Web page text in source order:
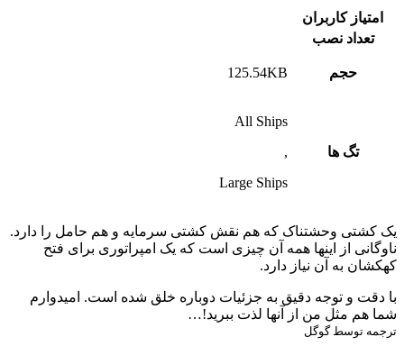
امتیاز کاربران
تعداد نصب
حجم 125.54KB
تگ ها
All Ships
,
Large Ships
یک کشتی وحشتناک که هم نقش کشتی سرمایه و هم حامل را دارد.
ناوگانی از اینها همه آن چیزی است که یک امپراتوری برای فتح
کهکشان به آن نیاز دارد.
با دقت و توجه دقیق به جزئیات دوباره خلق شده است. امیدوارم
شما هم مثل من از آنها لذت ببرید!…
ترجمه توسط گوگل